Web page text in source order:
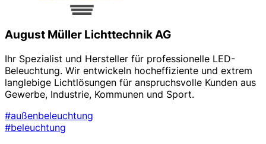
August Müller Lichttechnik AG
Ihr Spezialist und Hersteller für professionelle LED-
Beleuchtung. Wir entwickeln hocheffiziente und extrem
langlebige Lichtlösungen für anspruchsvolle Kunden aus
Gewerbe, Industrie, Kommunen und Sport.
#außenbeleuchtung
#beleuchtung